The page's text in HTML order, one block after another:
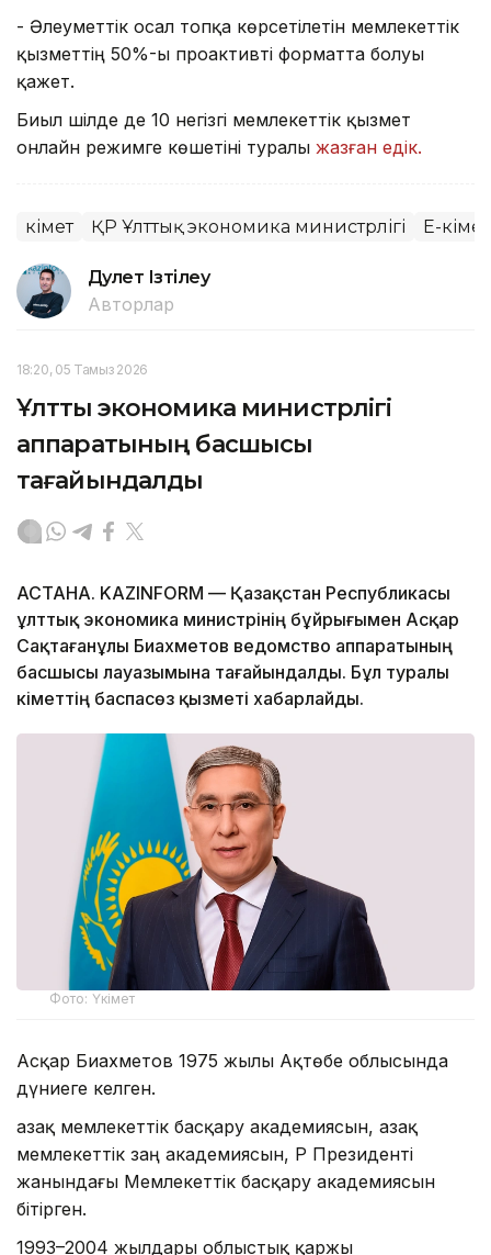
- Әлеуметтік осал топқа көрсетілетін мемлекеттік
қызметтің 50%-ы проактивті форматта болуы
қажет.
Биыл шілде де 10 негізгі мемлекеттік қызмет
онлайн режимге көшетіні туралы жазған едік.
Үкімет ҚР Ұлттық экономика министрлігі Е-
Дәулет Ізтілеу
Авторлар
18:20, 05 Тамыз 2026
Ұлттық экономика министрлігі
аппаратының басшысы
тағайындалды
АСТАНА. KAZINFORM — Қазақстан Республикасы
ұлттық экономика министрінің бұйрығымен Асқар
Сақтағанұлы Биахметов ведомство аппаратының
басшысы лауазымына тағайындалды. Бұл туралы
Үкіметтің баспасөз қызметі хабарлайды.
Фото: Үкімет
Асқар Биахметов 1975 жылы Ақтөбе облысында
дүниеге келген.
Қазақ мемлекеттік басқару академиясын, Қазақ
мемлекеттік заң академиясын, ҚР Президенті
жанындағы Мемлекеттік басқару академиясын
бітірген.
1993–2004 жылдары облыстық қаржы